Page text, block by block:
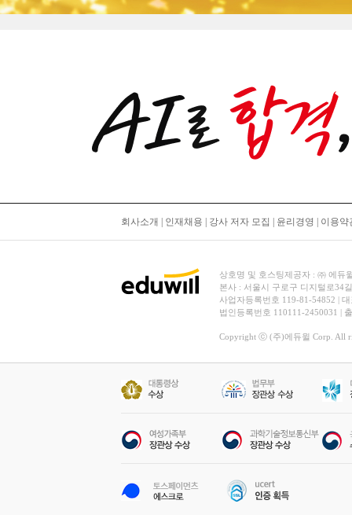
회사소개 인재채용 강사 저자 모집 윤리경영 이용약
상호명 및 호스팅제공자 : ㈜ 에듀
본사 : 서울시 구로구 디지털로34
사업자등록번호 119-81-54852 |
법인등록번호 110111-2450031 |
Copyright ⓒ (주)에듀윌 Corp. All